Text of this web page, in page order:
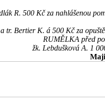
R. 500 Kč za nahlášenou
tr. Bertier K. á 500 Kč za
RUMĚLKA před
žk. Lebdušková A. 1